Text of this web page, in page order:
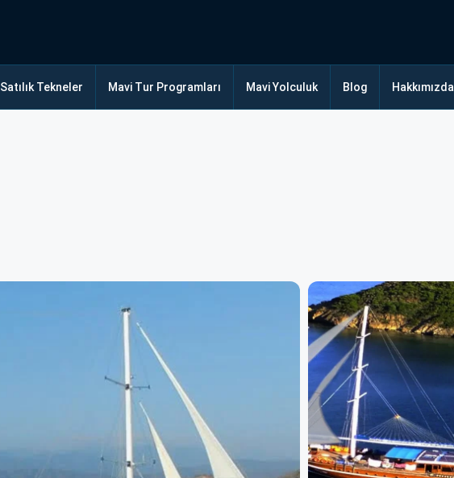
Satılık Tekneler Mavi Tur Programları Mavi Yolculuk Blog Hakkımızda